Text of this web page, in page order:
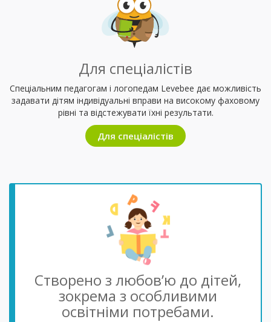
Для спеціалістів
Спеціальним педагогам і логопедам Levebee дає можливість
задавати дітям індивідуальні вправи на високому фаховому
рівні та відстежувати їхні результати.
Для спеціалістів
Створено з любов’ю до дітей,
зокрема з особливими
освітніми потребами.